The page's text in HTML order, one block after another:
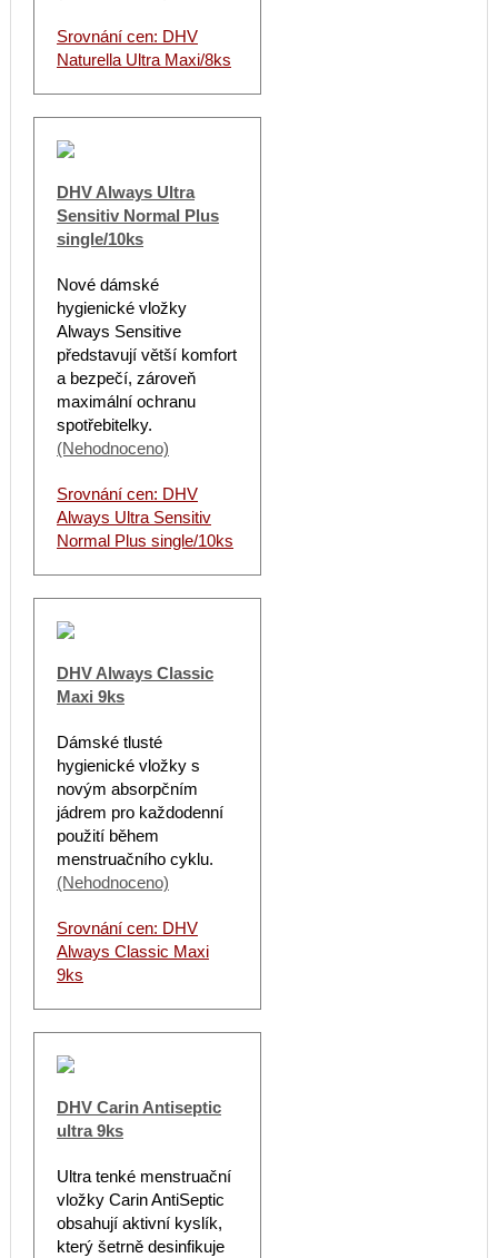
Srovnání cen: DHV
Naturella Ultra Maxi/8ks
DHV Always Ultra
Sensitiv Normal Plus
single/10ks
Nové dámské
hygienické vložky
Always Sensitive
představují větší komfort
a bezpečí, zároveň
maximální ochranu
spotřebitelky.
(Nehodnoceno)
Srovnání cen: DHV
Always Ultra Sensitiv
Normal Plus single/10ks
DHV Always Classic
Maxi 9ks
Dámské tlusté
hygienické vložky s
novým absorpčním
jádrem pro každodenní
použití během
menstruačního cyklu.
(Nehodnoceno)
Srovnání cen: DHV
Always Classic Maxi
9ks
DHV Carin Antiseptic
ultra 9ks
Ultra tenké menstruační
vložky Carin AntiSeptic
obsahují aktivní kyslík,
který šetrně desinfikuje